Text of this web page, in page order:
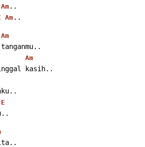
Am ..
Am ..
Am
Am
kasih..
E